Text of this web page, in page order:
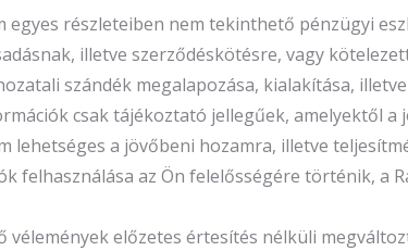
egyes részleteiben nem tekinthető pénzügyi
illetve szerződéskötésre, vagy
szándék megalapozása, kialakítása,
csak tájékoztató jellegűek, amelyektől
lehetséges a jövőbeni hozamra, illetve
felhasználása az Ön felelősségére történik, a
vélemények előzetes értesítés nélküli